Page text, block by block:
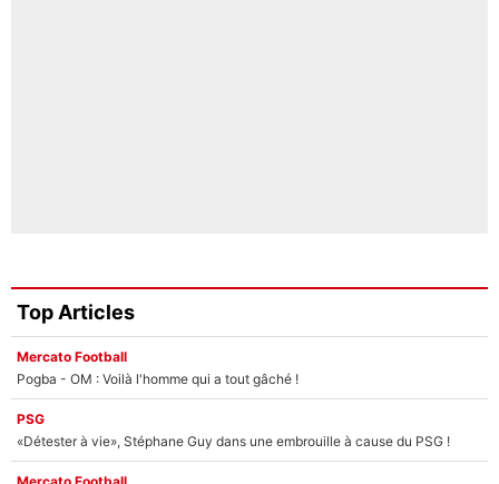
Top Articles
Mercato Football
Pogba - OM : Voilà l'homme qui a tout gâché !
PSG
«Détester à vie», Stéphane Guy dans une embrouille à cause du PSG !